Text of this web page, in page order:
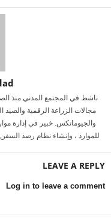
ناشط في المجتمع المدني منذ
مجالات الزراعة الرقمية
والجيوماتكس. خبير في إدارة
للموارد ، وإنشاء نظام رصد
LEAVE A REPLY
Log in to leave a comment